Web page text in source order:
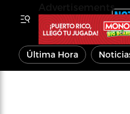
Última Hora
Advertisements